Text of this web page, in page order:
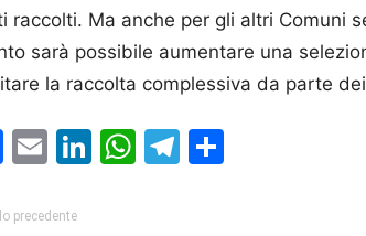
raccolti. Ma anche per gli altri Comuni
sarà possibile aumentare una
la raccolta complessiva da parte
Facebook
EmailLinkedIn
WhatsApp
Telegram
precedente